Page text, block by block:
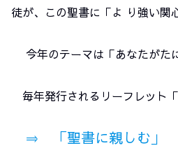
徒が、この聖書に「よ り強い関
今年のテーマは「あなたがた
毎年発行されるリーフレット
⇒ 「聖書に親しむ」